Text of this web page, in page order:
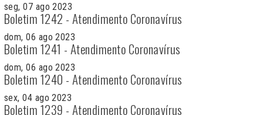
seg, 07 ago 2023
Boletim 1242 - Atendimento Coronavírus
dom, 06 ago 2023
Boletim 1241 - Atendimento Coronavírus
dom, 06 ago 2023
Boletim 1240 - Atendimento Coronavírus
sex, 04 ago 2023
Boletim 1239 - Atendimento Coronavírus